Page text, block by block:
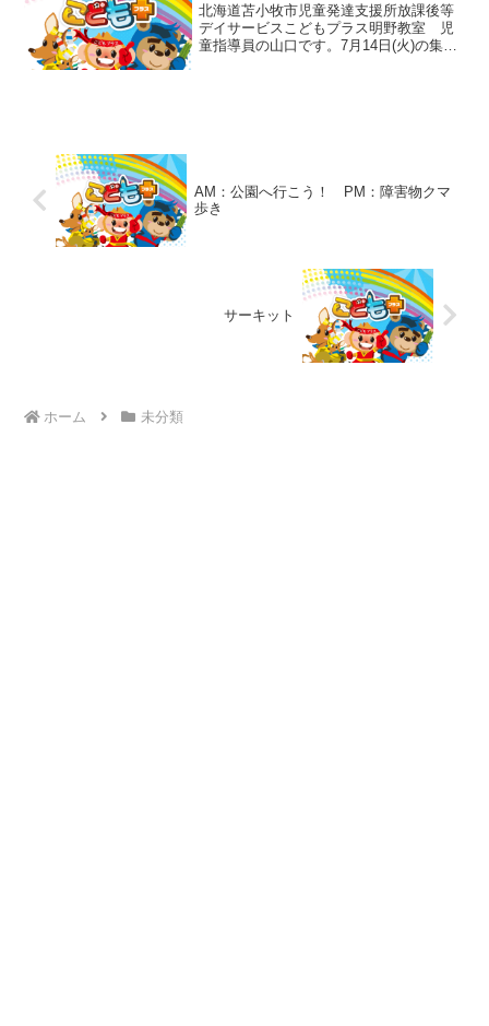
北海道苫小牧市児童発達支援所放課後等
デイサービスこどもプラス明野教室 児
童指導員の山口です。7月14日(火)の集団
AM：公園へ行こう！ PM：障害物クマ
歩き
サーキット
ホーム 未分類